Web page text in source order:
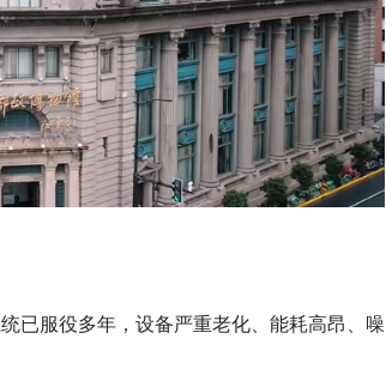
已服役多年，设备严重老化、能耗高昂、噪